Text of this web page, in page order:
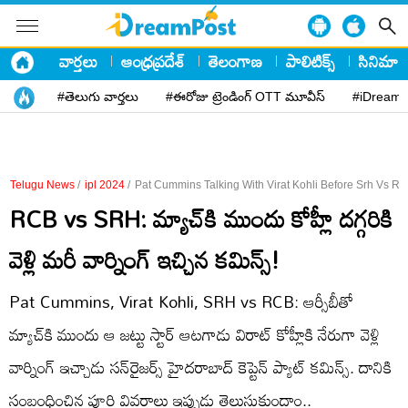
వార్తలు ఆంధ్రప్రదేశ్ తెలంగాణ పాలిటిక్స్ సినిమా
#తెలుగు వార్తలు #ఈరోజు ట్రెండింగ్ OTT మూవీస్
Telugu News / ipl 2024 / Pat Cummins Talking With Virat Kohli Before Srh Vs
RCB vs SRH: మ్యాచ్‌కి ముందు కోహ్లీ దగ్గరికి
వెళ్లి మరీ వార్నింగ్‌ ఇచ్చిన కమిన్స్‌!
Pat Cummins, Virat Kohli, SRH vs RCB: ఆర్సీబీతో
మ్యాచ్‌కి ముందు ఆ జట్టు స్టార్‌ ఆటగాడు విరాట్‌ కోహ్లీకి నేరుగా వెళ్లి
వార్నింగ్‌ ఇచ్చాడు సన్‌రైజర్స్‌ హైదరాబాద్‌ కెప్టెన్‌ ప్యాట్‌ కమిన్స్‌. దానికి
సంబంధించిన పూర్తి వివరాలు ఇప్పుడు తెలుసుకుందాం..